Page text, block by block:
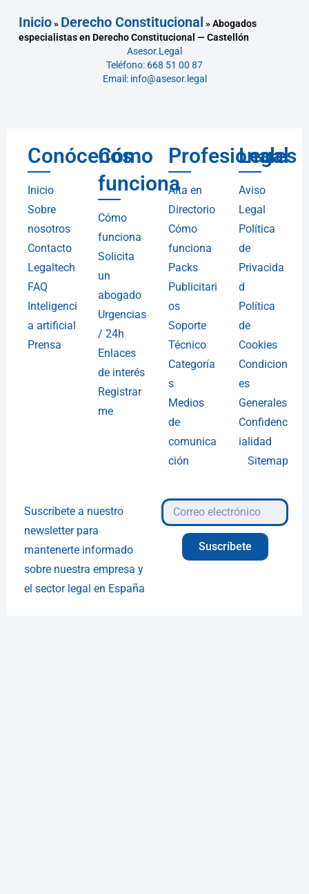
Inicio» Derecho Constitucional »Abogados
especialistas en Derecho Constitucional — Castellón
Asesor.Legal
Teléfono: 668 51 00 87
Email: info@asesor.legal
Conócenos
Inicio
Sobre
nosotros
Contacto
Legaltech
FAQ
Inteligenci
a artificial
Prensa
Cómo
funciona
Cómo
funciona
Solicita
un
abogado
Urgencias
/ 24h
Enlaces
de interés
Registrar
me
Profesionales
Alta en
Directorio
Cómo
funciona
Packs
Publicitari
os
Soporte
Técnico
Categoría
s
Medios
de
comunica
ción
Legal
Aviso
Legal
Política
de
Privacida
d
Política
de
Cookies
Condicion
es
Generales
Confidenc
ialidad
Sitemap
Suscríbete a nuestro
newsletter para
mantenerte informado
sobre nuestra empresa y
el sector legal en España
Suscríbete